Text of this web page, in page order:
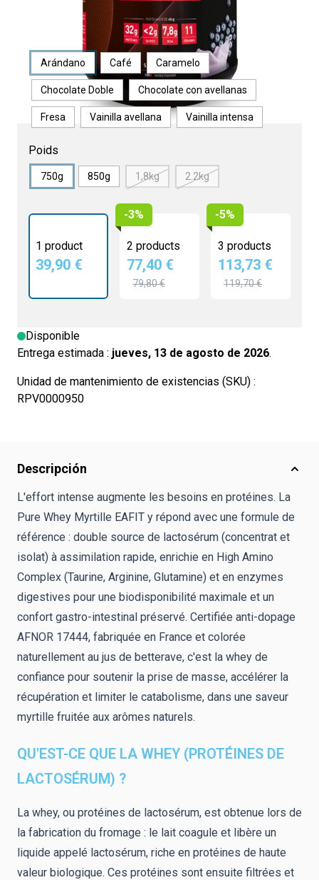
Arándano Café Caramelo
Chocolate Doble Chocolate con avellanas
Fresa Vainilla avellana Vainilla intensa
Poids
750g 850g 1,8kg 2.2kg
1 product
39,90 €
-3%
2 products
77,40 €
79,80 €
-5%
3 products
113,73 €
119,70 €
Disponible
Entrega estimada : jueves, 13 de agosto de 2026.
Unidad de mantenimiento de existencias (SKU) :
RPV0000950
Descripción
L'effort intense augmente les besoins en protéines. La
Pure Whey Myrtille EAFIT y répond avec une formule de
référence : double source de lactosérum (concentrat et
isolat) à assimilation rapide, enrichie en High Amino
Complex (Taurine, Arginine, Glutamine) et en enzymes
digestives pour une biodisponibilité maximale et un
confort gastro-intestinal préservé. Certifiée anti-dopage
AFNOR 17444, fabriquée en France et colorée
naturellement au jus de betterave, c'est la whey de
confiance pour soutenir la prise de masse, accélérer la
récupération et limiter le catabolisme, dans une saveur
myrtille fruitée aux arômes naturels.
QU'EST-CE QUE LA WHEY (PROTÉINES DE
LACTOSÉRUM) ?
La whey, ou protéines de lactosérum, est obtenue lors de
la fabrication du fromage : le lait coagule et libère un
liquide appelé lactosérum, riche en protéines de haute
valeur biologique. Ces protéines sont ensuite filtrées et